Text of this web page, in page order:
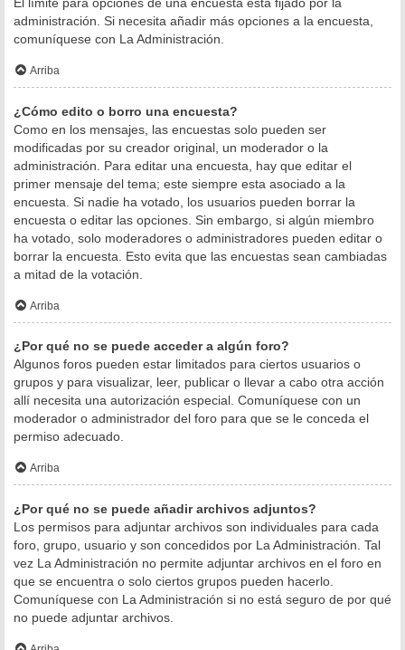
administración. Si necesita añadir más opciones a la encuesta,
comuníquese con La Administración.
Arriba
¿Cómo edito o borro una encuesta?
Como en los mensajes, las encuestas solo pueden ser
modificadas por su creador original, un moderador o la
administración. Para editar una encuesta, hay que editar el
primer mensaje del tema; este siempre esta asociado a la
encuesta. Si nadie ha votado, los usuarios pueden borrar la
encuesta o editar las opciones. Sin embargo, si algún miembro
ha votado, solo moderadores o administradores pueden editar o
borrar la encuesta. Esto evita que las encuestas sean cambiadas
a mitad de la votación.
Arriba
¿Por qué no se puede acceder a algún foro?
Algunos foros pueden estar limitados para ciertos usuarios o
grupos y para visualizar, leer, publicar o llevar a cabo otra acción
allí necesita una autorización especial. Comuníquese con un
moderador o administrador del foro para que se le conceda el
permiso adecuado.
Arriba
¿Por qué no se puede añadir archivos adjuntos?
Los permisos para adjuntar archivos son individuales para cada
foro, grupo, usuario y son concedidos por La Administración. Tal
vez La Administración no permite adjuntar archivos en el foro en
que se encuentra o solo ciertos grupos pueden hacerlo.
Comuníquese con La Administración si no está seguro de por qué
no puede adjuntar archivos.